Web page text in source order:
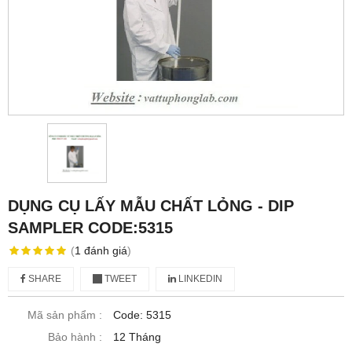
DỤNG CỤ LẤY MẪU CHẤT LỎNG - DIP
SAMPLER CODE:5315
(1 đánh giá)
SHARE TWEET LINKEDIN
Mã sản phẩm :
Code: 5315
Bảo hành :
12 Tháng